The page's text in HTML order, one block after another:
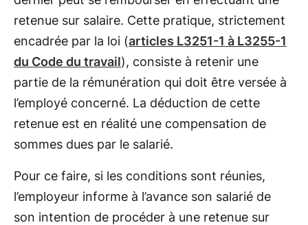
retenue sur salaire. Cette pratique, strictement
encadrée par la loi (articles L3251-1 à L3255-1
du Code du travail), consiste à retenir une
partie de la rémunération qui doit être versée à
l’employé concerné. La déduction de cette
retenue est en réalité une compensation de
sommes dues par le salarié.
Pour ce faire, si les conditions sont réunies,
l’employeur informe à l’avance son salarié de
son intention de procéder à une retenue sur